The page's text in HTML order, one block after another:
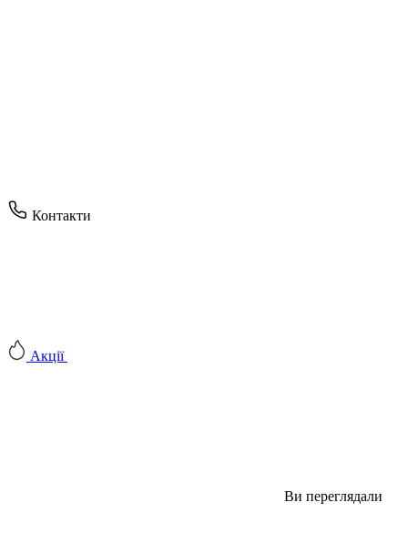
Контакти
Акції
Ви переглядали